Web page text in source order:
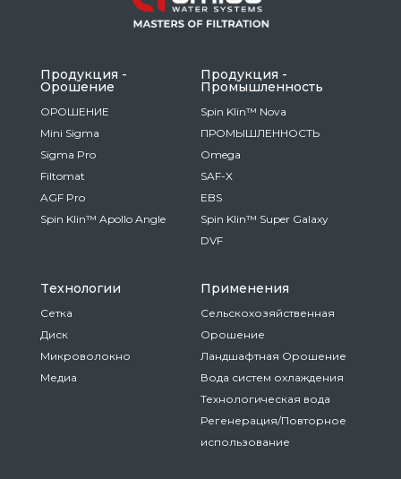
Продукция -
Oрошение
ОРОШЕНИЕ
Mini Sigma
Sigma Pro
Filtomat
AGF Pro
Spin Klin™ Apollo Angle
Продукция -
Промышленность
Spin Klin™ Nova
ПРОМЫШЛЕННОСТЬ
Omega
SAF-X
EBS
Spin Klin™ Super Galaxy
DVF
Tехнологии
Сетка
Диск
Микроволокно
Медиа
Применения
Сельскохозяйственная
Oрошение
Ландшафтная Oрошение
Вода систем охлаждения
Технологическая вода
Регенерация/Повторное
использование